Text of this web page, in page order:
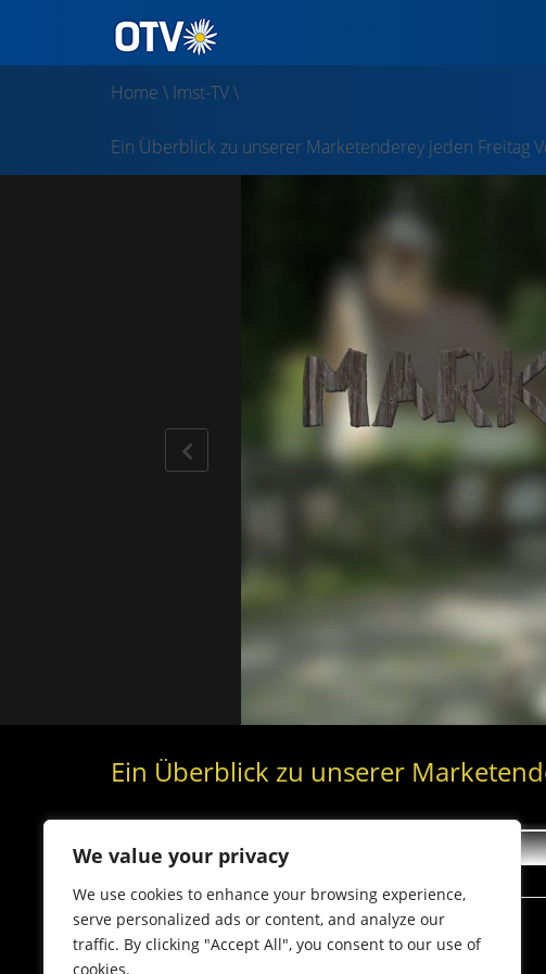
We value your privacy
We use cookies to enhance your browsing experience,
serve personalized ads or content, and analyze our
traffic. By clicking "Accept All", you consent to our use of
cookies.
Home \ Imst-TV\
Ein Überblick zu unserer Marketenderey jeden Freitag
Ein Überblick zu unserer